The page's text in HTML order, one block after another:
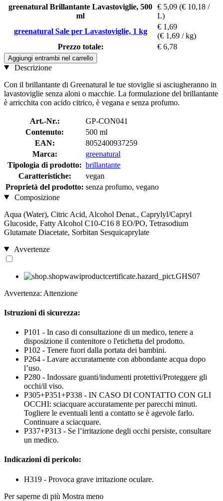
greenatural Brillantante Lavastoviglie, 500
ml
€ 5,09 (€ 10,18 /
L)
greenatural Sale per Lavastoviglie, 1 kg
€ 1,69
(€ 1,69 / kg)
Prezzo totale:
€ 6,78
Aggiungi entrambi nel carrello
Descrizione
Con il brillantante di Greenatural le tue stoviglie si asciugheranno in
lavastoviglie senza aloni o macchie. La formulazione del brillantante
è arricchita con acido citrico, è vegana e senza profumo.
Art.-Nr.:
GP-CON041
Contenuto:
500 ml
EAN:
8052400937259
Marca:
greenatural
Tipologia di prodotto: brillantante
Caratteristiche:
vegan
Proprietà del prodotto: senza profumo, vegano
Composizione
Aqua (Water), Citric Acid, Alcohol Denat., Caprylyl/Capryl
Glucoside, Fatty Alcohol C10-C16 8 EO/PO, Tetrasodium
Glutamate Diacetate, Sorbitan Sesquicaprylate
Avvertenze
Avvertenza: Attenzione
Istruzioni di sicurezza:
P101 - In caso di consultazione di un medico, tenere a
disposizione il contenitore o l'etichetta del prodotto.
P102 - Tenere fuori dalla portata dei bambini.
P264 - Lavare accuratamente con abbondante acqua dopo
l’uso.
P280 - Indossare guanti/indumenti protettivi/Proteggere gli
occhi/il viso.
P305+P351+P338 - IN CASO DI CONTATTO CON GLI
OCCHI: sciacquare accuratamente per parecchi minuti.
Togliere le eventuali lenti a contatto se è agevole farlo.
Continuare a sciacquare.
P337+P313 - Se l’irritazione degli occhi persiste, consultare
un medico.
Indicazioni di pericolo:
H319 - Provoca grave irritazione oculare.
Per saperne di più Mostra meno